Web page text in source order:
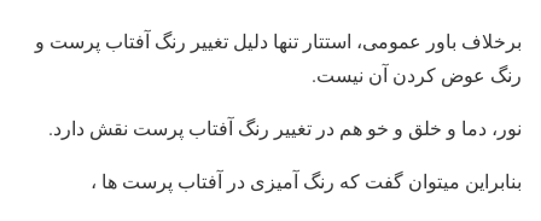
برخلاف باور عمومی، استتار تنها دلیل تغییر رنگ آفتاب پرست و
رنگ عوض کردن آن نیست.
نور، دما و خلق و خو هم در تغییر رنگ آفتاب پرست نقش دارد.
بنابراین میتوان گفت که رنگ آمیزی در آفتاب پرست ها ،